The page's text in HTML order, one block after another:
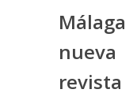
revista